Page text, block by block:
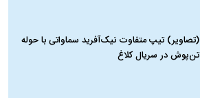
(تصاویر) تیپ متفاوت نیک‌آفرید سماواتی با حوله
تن‌پوش در سریال کلاغ